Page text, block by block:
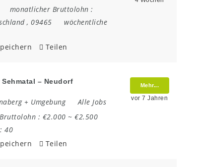
monatlicher Bruttolohn :
, 09465
wöchentliche
Teilen
– Neudorf
+ Umgebung
Alle Jobs
: €2.000 ~ €2.500
40
Teilen
Mehr...
vor 7 Jahren